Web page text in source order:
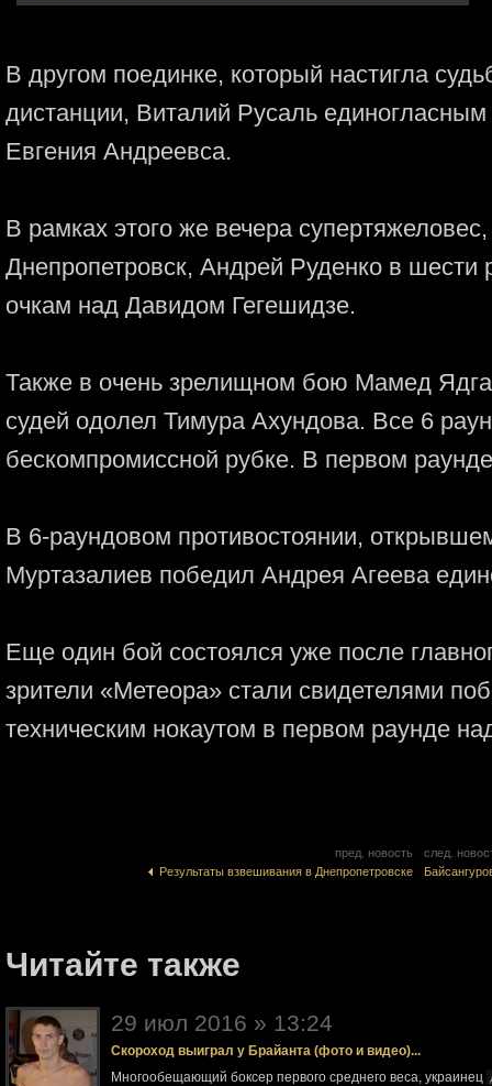
В другом поединке, который настигла
дистанции, Виталий Русаль
Евгения Андреевса.
В рамках этого же вечера
Днепропетровск, Андрей Руденко в шести
очкам над Давидом Гегешидзе.
Также в очень зрелищном бою Мамед
судей одолел Тимура Ахундова. Все 6
бескомпромиссной рубке. В первом
В 6-раундовом противостоянии,
Муртазалиев победил Андрея Агеева
Еще один бой состоялся уже после
зрители «Метеора» стали свидетелями
техническим нокаутом в первом раунде
пред. новость
Результаты взвешивания в Днепропетровске
след.
Читайте также
29 июл 2016 » 13:24
Скороход выиграл у Брайанта (фото и видео)...
Многообещающий боксер первого среднего веса, украинец